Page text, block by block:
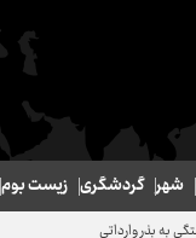
شهر گردشگری زیست بوم